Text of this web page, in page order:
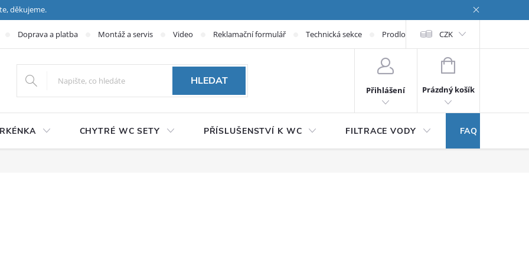
děkujeme.
Doprava a platba Montáž a servis Video Reklamační formulář Technická sekce Prodloužená záruka
CZK
HLEDAT
Přihlášení
NÁKUPNÍ KOŠÍK
Prázdný košík
CHYTRÉ WC SETY PŘÍSLUŠENSTVÍ K WC FILTRACE VODY FAQ